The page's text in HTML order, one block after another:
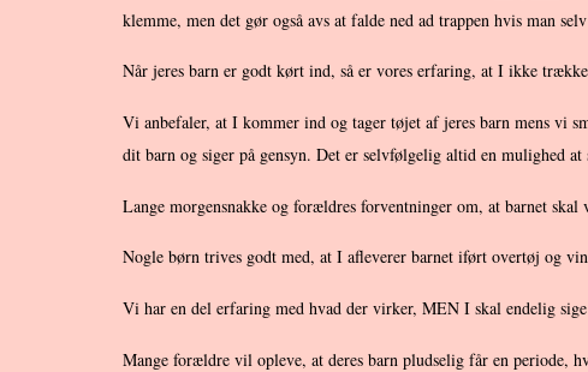
klemme, men det gør også avs at falde ned ad trappen hvis man
Når jeres barn er godt kørt ind, så er vores erfaring, at I ikke
Vi anbefaler, at I kommer ind og tager tøjet af jeres barn mens vi
dit barn og siger på gensyn. Det er selvfølgelig altid en mulighed
Lange morgensnakke og forældres forventninger om, at barnet
Nogle børn trives godt med, at I afleverer barnet iført overtøj og
Vi har en del erfaring med hvad der virker, MEN I skal endelig
Mange forældre vil opleve, at deres barn pludselig får en periode,